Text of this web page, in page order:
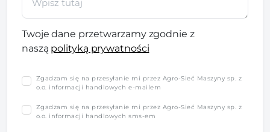
Twoje dane przetwarzamy zgodnie z
naszą polityką prywatności
Zgadzam się na przesyłanie mi przez Agro-Sieć Maszyny sp. z
o.o. informacji handlowych e-mailem
Zgadzam się na przesyłanie mi przez Agro-Sieć Maszyny sp. z
o.o. informacji handlowych sms-em